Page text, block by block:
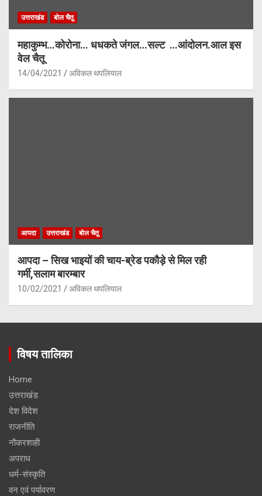
उत्तराखंड बोल चैतू
महाकुम्भ…कोरोना… धधकते जंगल…सल्ट …आंदोलन.आल इस
वेल चैतू
14/04/2021 अविकल थपलियाल
आपदा उत्तराखंड बोल चैतू
आपदा – सिख भाइयों की चाय-ब्रेड पकौड़े से मिल रही
गर्मी,सलाम बारम्बार
10/02/2021 अविकल थपलियाल
विषय तालिका
Home
उत्तराखंड
देश विदेश
राजनीति
नौकरशाही
अपराध
धर्म-संस्कृति
वन एवं पर्यावरण